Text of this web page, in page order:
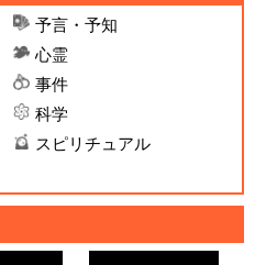
予言・予知
心霊
事件
科学
スピリチュアル